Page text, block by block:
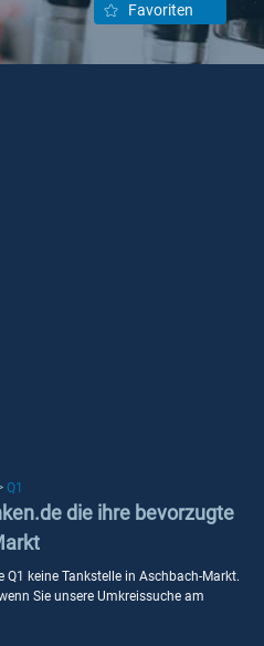
Favoriten
Q1
die ihre bevorzugte
Q1 keine Tankstelle in Aschbach-Markt.
Sie unsere Umkreissuche am